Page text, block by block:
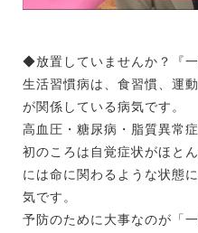
◆放置していませんか？『一
生活習慣病は、食習慣、運
が関係している病気です。
高血圧・糖尿病・脂質異常
初のころは自覚症状がほと
には命に関わるような状態
気です。
予防のために大事なのが「